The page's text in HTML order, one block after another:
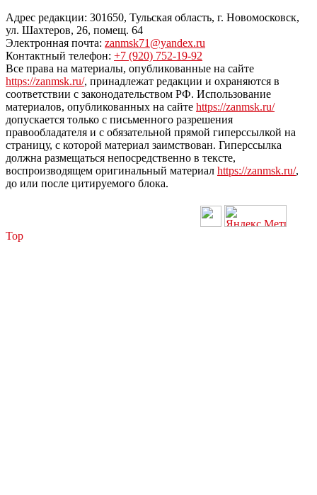
Адрес редакции: 301650, Тульская область, г. Новомосковск,
ул. Шахтеров, 26, помещ. 64
Электронная почта: zanmsk71@yandex.ru
Контактный телефон: +7 (920) 752-19-92
Все права на материалы, опубликованные на сайте
https://zanmsk.ru/, принадлежат редакции и охраняются в
соответствии с законодательством РФ. Использование
материалов, опубликованных на сайте https://zanmsk.ru/
допускается только с письменного разрешения
правообладателя и с обязательной прямой гиперссылкой на
страницу, с которой материал заимствован. Гиперссылка
должна размещаться непосредственно в тексте,
воспроизводящем оригинальный материал https://zanmsk.ru/,
до или после цитируемого блока.
Top